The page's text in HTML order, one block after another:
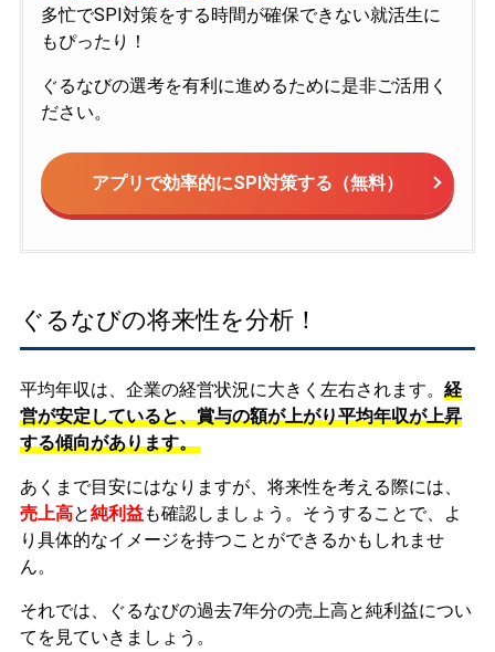
多忙でSPI対策をする時間が確保できない就活生に
もぴったり！
ぐるなびの選考を有利に進めるために是非ご活用く
ださい。
アプリで効率的にSPI対策する（無料）
ぐるなびの将来性を分析！
平均年収は、企業の経営状況に大きく左右されます。 経
営が安定していると、賞与の額が上がり平均年収が上昇
する傾向があります。
あくまで目安にはなりますが、将来性を考える際には、
売上高と純利益も確認しましょう。そうすることで、よ
り具体的なイメージを持つことができるかもしれませ
ん。
それでは、ぐるなびの過去7年分の売上高と純利益につい
てを見ていきましょう。